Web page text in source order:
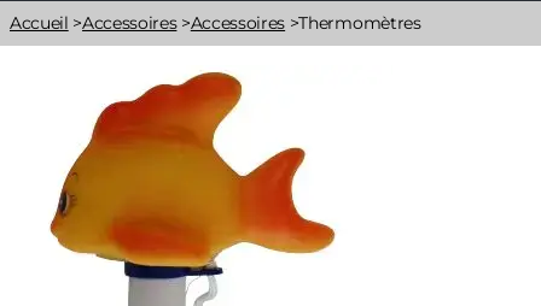
Fil
d'Ariane
Accueil >Accessoires>Accessoires >Thermomètres